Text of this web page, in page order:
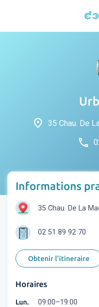
place 35 Chau. De
phone
Informations
35 Chau. De La
02 51 89 92 70
Obtenir l'itineraire
Horaires
Lun. 09:00–19:00